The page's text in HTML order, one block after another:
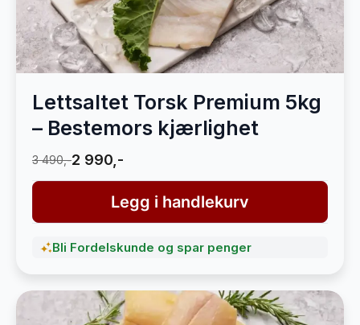
Lettsaltet Torsk Premium 5kg
– Bestemors kjærlighet
3 490,-2 990,-
Legg i handlekurv
Bli Fordelskunde og spar penger